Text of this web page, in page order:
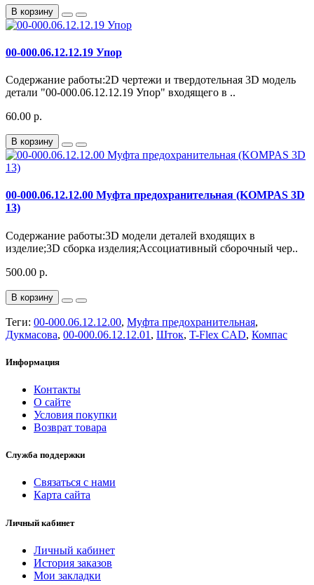
В корзину
00-000.06.12.12.19 Упор
Содержание работы:2D чертежи и твердотельная 3D модель
детали "00-000.06.12.12.19 Упор" входящего в ..
60.00 р.
В корзину
00-000.06.12.12.00 Муфта предохранительная (KOMPAS 3D
13)
Содержание работы:3D модели деталей входящих в
изделие;3D сборка изделия;Ассоциативный сборочный чер..
500.00 р.
В корзину
Теги: 00-000.06.12.12.00, Муфта предохранительная,
Дукмасова, 00-000.06.12.12.01 , Шток, T-Flex CAD, Компас
Информация
Контакты
О сайте
Условия покупки
Возврат товара
Служба поддержки
Связаться с нами
Карта сайта
Личный кабинет
Личный кабинет
История заказов
Мои закладки